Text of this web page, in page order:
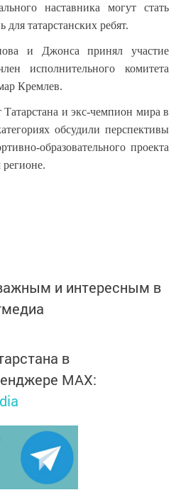
наставника могут стать
татарстанских ребят.
и Джонса принял участие
исполнительного комитета
Кремлев.
и экс-чемпион мира в
обсудили перспективы
образовательного проекта
и интересным в
в
MАХ: